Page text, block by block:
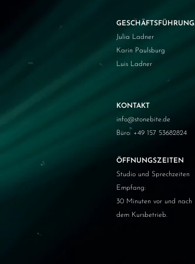
GESCHÄFTSFÜHRUNG
Julia Ladner
Karin Paulsburg
Luis Ladner
KONTAKT
info@stonebite.de
Büro: +49 157 53682824
ÖFFNUNGSZEITEN
Studio und Sprechzeiten
Empfang:
30 Minuten vor und nach
dem Kursbetrieb.